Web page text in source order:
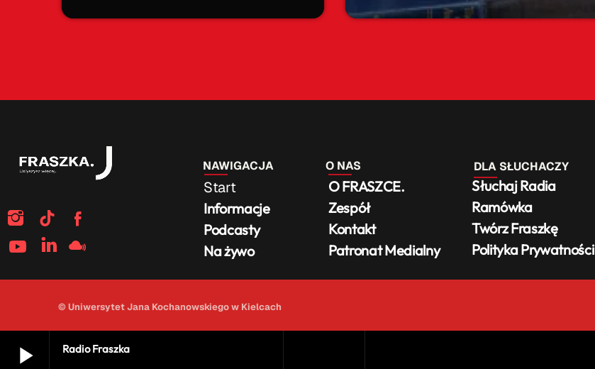
play_arrow Radio Fraszka
Start
Informacje
Podcasty
Na żywo
O FRASZCE.
Zespół
Kontakt
Patronat Medialny
NAWIGACJA
Słuchaj Radia
Ramówka
Twórz Fraszkę
Polityka Prywatności
DLA SŁUCHACZY
O NAS
© Uniwersytet Jana Kochanowskiego w Kielcach